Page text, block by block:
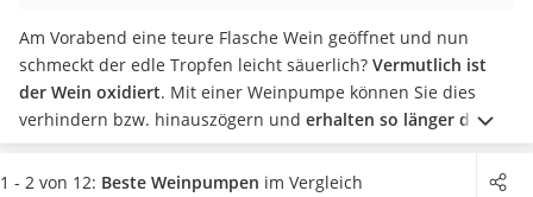
AEG-Waschmaschine
Saug-Wisch-Roboter
Handstaubsauger
Milchaufschäumer
Kondenstrockner
Reiskocher
Am Vorabend eine teure Flasche Wein geöffnet und nun
schmeckt der edle Tropfen leicht säuerlich? Vermutlich ist
der Wein oxidiert. Mit einer Weinpumpe können Sie dies
verhindern bzw. hinauszögern und erhalten so länger den
guten Weingeschmack. Diverse Tests im Internet zeigen, dass
diemanuelle Pumpe die verbreitetste Variante
1 - 2 von 12: Beste Weinpumpen im Vergleich